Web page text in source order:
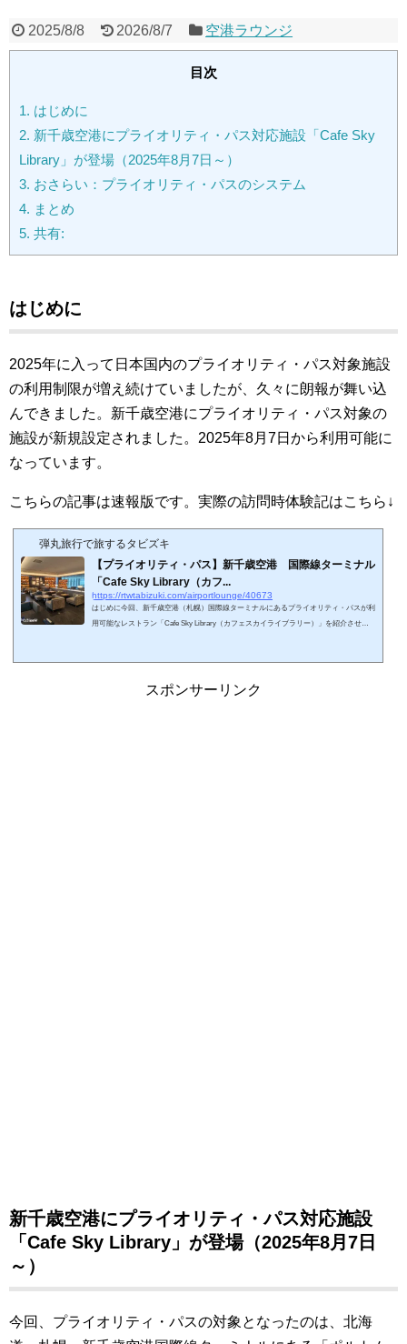
2025/8/8 2026/8/7 空港ラウンジ
目次
1. はじめに
2. 新千歳空港にプライオリティ・パス対応施設「Cafe Sky
Library」が登場（2025年8月7日～）
3. おさらい：プライオリティ・パスのシステム
4. まとめ
5. 共有:
はじめに
2025年に入って日本国内のプライオリティ・パス対象施設
の利用制限が増え続けていましたが、久々に朗報が舞い込
んできました。新千歳空港にプライオリティ・パス対象の
施設が新規設定されました。2025年8月7日から利用可能に
なっています。
こちらの記事は速報版です。実際の訪問時体験記はこちら↓
弾丸旅行で旅するタビズキ
【プライオリティ・パス】新千歳空港 国際線ターミナル
「Cafe Sky Library（カフ...
https://rtwtabizuki.com/airportlounge/40673
はじめに今回、新千歳空港（札幌）国際線ターミナルにあるプライオリティ・パスが利
用可能なレストラン「Cafe Sky Library（カフェスカイライブラリー）」を紹介させて
ル４階「ポルトムインターナショナル北海道」という宿泊施設内にあります。2025年8
スポンサーリンク
新千歳空港にプライオリティ・パス対応施設
「Cafe Sky Library」が登場（2025年8月7日
～）
今回、プライオリティ・パスの対象となったのは、北海